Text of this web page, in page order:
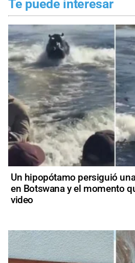
Te puede interesar
Un hipopótamo persiguió
en Botswana y el momento
video